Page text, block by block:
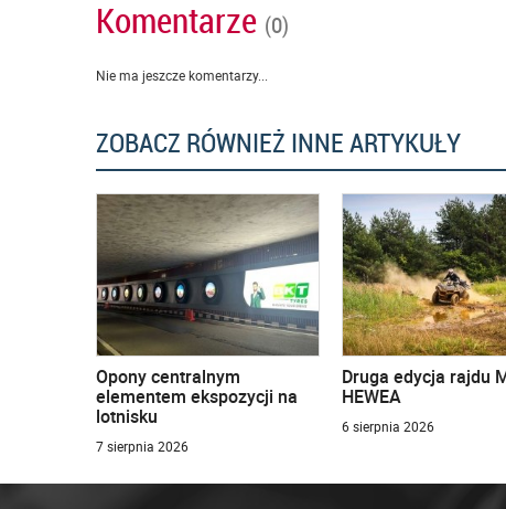
Komentarze (0)
Nie ma jeszcze komentarzy...
ZOBACZ RÓWNIEŻ INNE ARTYKUŁY
Opony centralnym
elementem ekspozycji na
lotnisku
7 sierpnia 2026
Druga edycja rajdu
HEWEA
6 sierpnia 2026